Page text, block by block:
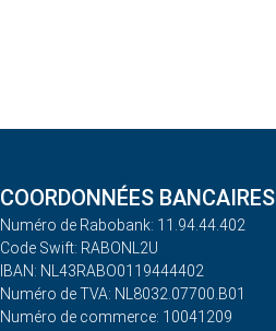
COORDONNÉES BANCAIRES
Numéro de Rabobank: 11.94.44.402
Code Swift: RABONL2U
IBAN: NL43RABO0119444402
Numéro de TVA: NL8032.07700.B01
Numéro de commerce: 10041209